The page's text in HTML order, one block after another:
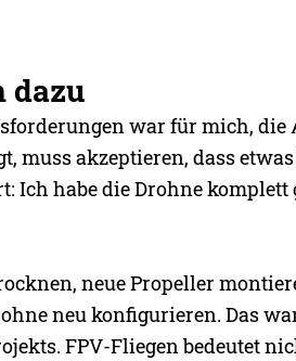
dazu
war für mich, die
muss akzeptieren, dass
Ich habe die Drohne
neue Propeller
neu konfigurieren. Das
FPV-Fliegen bedeutet